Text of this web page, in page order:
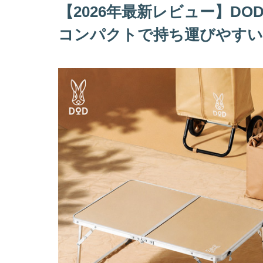
【2026年最新レビュー】
コンパクトで持ち運びやす